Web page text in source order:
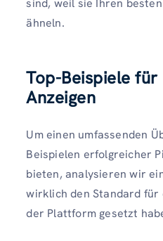
sind, weil sie Ihren
ähneln.
Top-Beispiele
Anzeigen
Um einen umfassenden
Beispielen erfolgreicher
bieten, analysieren wir
wirklich den Standard für
der Plattform gesetzt